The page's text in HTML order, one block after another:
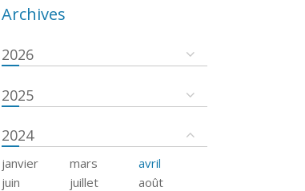
Archives
2026
2025
2024
janvier mars
avril
juin
juillet
août